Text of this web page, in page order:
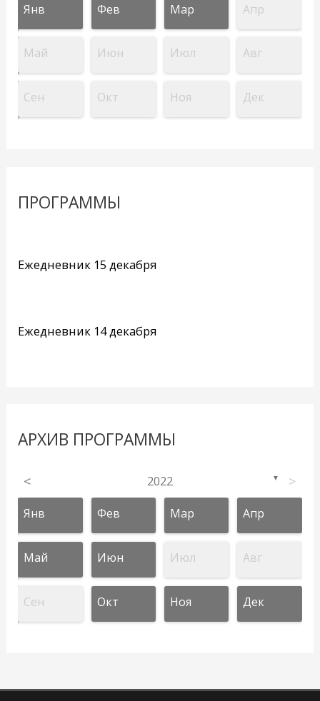
Янв Фев Мар Апр
Май Июн Июл Авг
Сен Окт Ноя Дек
ПРОГРАММЫ
Ежедневник 15 декабря
Ежедневник 14 декабря
АРХИВ ПРОГРАММЫ
< 2022 ▼ >
Янв Фев Мар Апр
Май Июн Июл Авг
Сен Окт Ноя Дек